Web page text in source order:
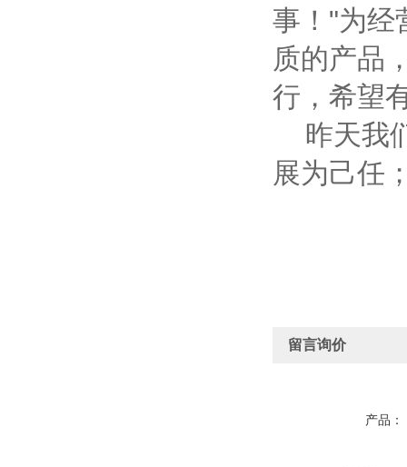
事！"为经
质的产品
行，希望
昨天我
展为己任
留言询价
产品：